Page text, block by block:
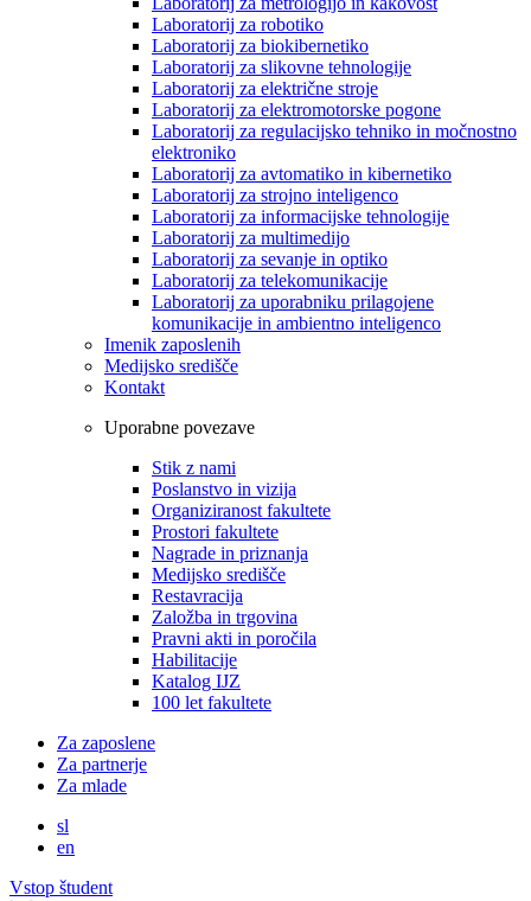
Laboratorij za robotiko
Laboratorij za biokibernetiko
Laboratorij za slikovne tehnologije
Laboratorij za električne stroje
Laboratorij za elektromotorske pogone
Laboratorij za regulacijsko tehniko in močnostno
elektroniko
Laboratorij za avtomatiko in kibernetiko
Laboratorij za strojno inteligenco
Laboratorij za informacijske tehnologije
Laboratorij za multimedijo
Laboratorij za sevanje in optiko
Laboratorij za telekomunikacije
Laboratorij za uporabniku prilagojene
komunikacije in ambientno inteligenco
Imenik zaposlenih
Medijsko središče
Kontakt
Uporabne povezave
Stik z nami
Poslanstvo in vizija
Organiziranost fakultete
Prostori fakultete
Nagrade in priznanja
Medijsko središče
Restavracija
Založba in trgovina
Pravni akti in poročila
Habilitacije
Katalog IJZ
100 let fakultete
Za zaposlene
Za partnerje
Za mlade
sl
en
Vstop študent